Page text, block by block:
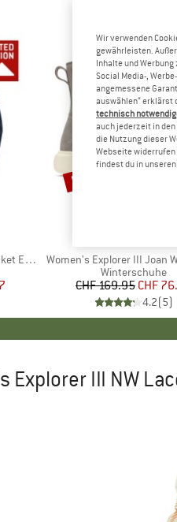
Artikel
Women's Explorer III Joan
Produktgruppe
Winterschuhe
Preis
CHF 169.95 CHF
4.2(5)
Rabatt
55%
Explorer III NW
Wir verwenden
gewährleisten.
Inhalte und
Social Media-,
angemessene
auswählen“ erklärst
technisch
auch jederzeit in
die Nutzung dieser
Webseite
findest du in unseren